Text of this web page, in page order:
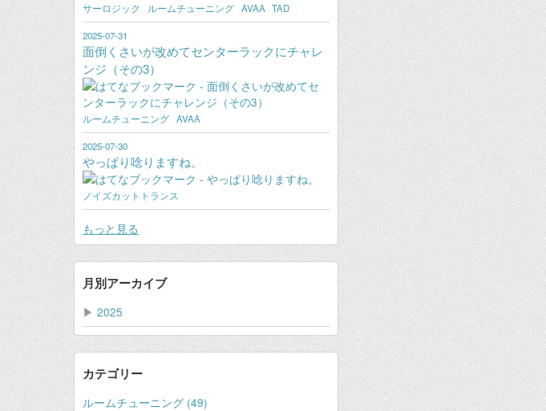
サーロジック ルームチューニング AVAA TAD
2025-07-31
面倒くさいが改めてセンターラックにチャレ
ンジ（その3）
ルームチューニング AVAA
2025-07-30
やっぱり唸りますね。
ノイズカットトランス
もっと見る
月別アーカイブ
▶ 2025
カテゴリー
ルームチューニング (49)